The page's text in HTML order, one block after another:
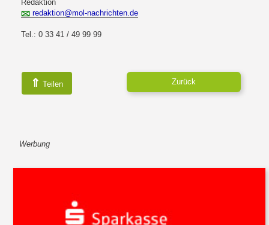
Redaktion
redaktion@mol-nachrichten.de
Tel.: 0 33 41 / 49 99 99
⇑ Teilen Zurück
Werbung